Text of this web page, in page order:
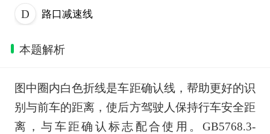
路口减速线
本题解析
图中圈内白色折线是车距确认线，帮助更好的识
别与前车的距离，使后方驾驶人保持行车安全距
离，与车距确认标志配合使用。GB5768.3-